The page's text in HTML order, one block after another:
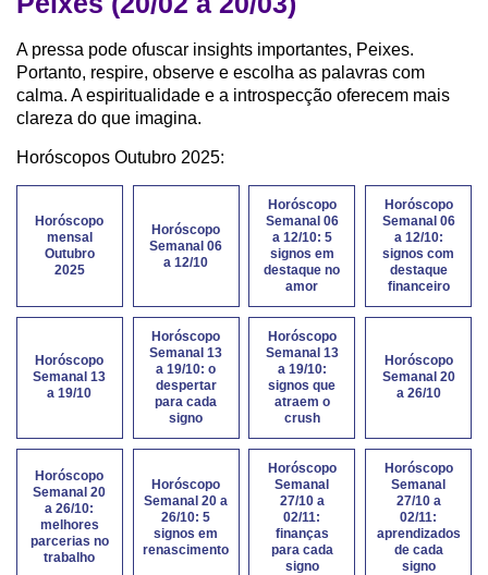
A pressa pode ofuscar insights importantes, Peixes.
Portanto, respire, observe e escolha as palavras com
calma. A espiritualidade e a introspecção oferecem mais
clareza do que imagina.
Horóscopos Outubro 2025:
Horóscopo
mensal
Outubro
2025
Horóscopo
Semanal 06
a 12/10
Horóscopo
Semanal 06
a 12/10: 5
signos em
destaque no
amor
Horóscopo
Semanal 06
a 12/10:
signos com
destaque
financeiro
Horóscopo
Semanal 13
a 19/10
Horóscopo
Semanal 13
a 19/10: o
despertar
para cada
signo
Horóscopo
Semanal 13
a 19/10:
signos que
atraem o
crush
Horóscopo
Semanal 20
a 26/10
Horóscopo
Semanal 20
a 26/10:
melhores
parcerias no
trabalho
Horóscopo
Semanal 20 a
26/10: 5
signos em
renascimento
Horóscopo
Semanal
27/10 a
02/11:
finanças
para cada
signo
Horóscopo
Semanal
27/10 a
02/11:
aprendizados
de cada
signo